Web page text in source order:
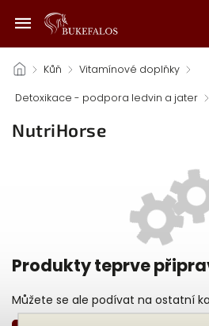
/ Kůň / Vitamínové doplňky /
Detoxikace - podpora ledvin a jater /
NutriHorse
Produkty teprve
Můžete se ale podívat na ostatní